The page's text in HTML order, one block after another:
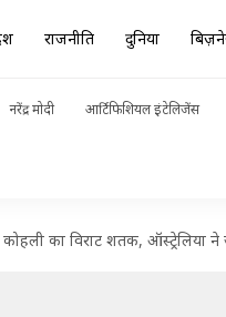
राजनीति दुनिया
नरेंद्र मोदी आर्टिफिशियल इंटेलिजेंस
का विराट शतक, ऑस्ट्रेलिया ने